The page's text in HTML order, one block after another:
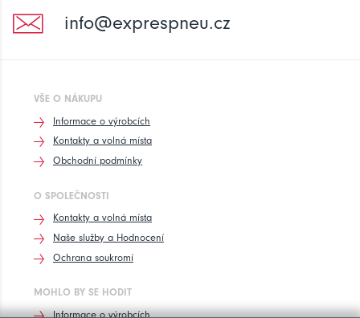
info@exprespneu.cz
VŠE O NÁKUPU
Informace o výrobcích
Kontakty a volná místa
Obchodní podmínky
O SPOLEČNOSTI
Kontakty a volná místa
Naše služby a Hodnocení
Ochrana soukromí
MOHLO BY SE HODIT
Informace o výrobcích